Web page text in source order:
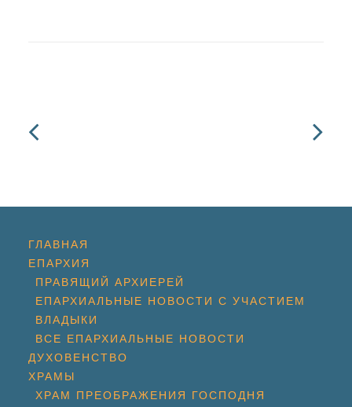
ГЛАВНАЯ
ЕПАРХИЯ
ПРАВЯЩИЙ АРХИЕРЕЙ
ЕПАРХИАЛЬНЫЕ НОВОСТИ С УЧАСТИЕМ
ВЛАДЫКИ
ВСЕ ЕПАРХИАЛЬНЫЕ НОВОСТИ
ДУХОВЕНСТВО
ХРАМЫ
ХРАМ ПРЕОБРАЖЕНИЯ ГОСПОДНЯ